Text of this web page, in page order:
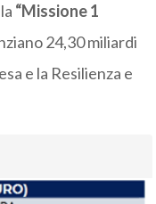
“Missione 1
24,30 miliardi
e la Resilienza e